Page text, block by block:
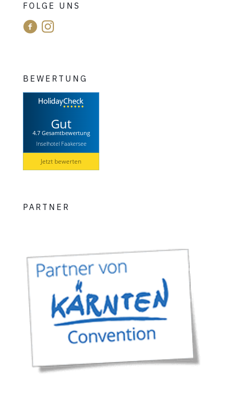
FOLGE UNS
BEWERTUNG
Gut
4.7 Gesamtbewertung
Inselhotel Faakersee
Jetzt bewerten
PARTNER